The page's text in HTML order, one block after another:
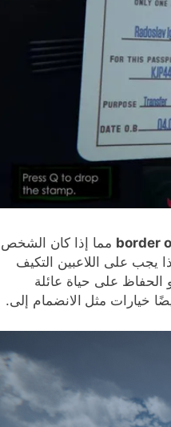
border مما إذا كان الشخص
يجب على اللاعبين التكيف
الحفاظ على حياة عائلة
خيارات مثل الانضمام إلى.